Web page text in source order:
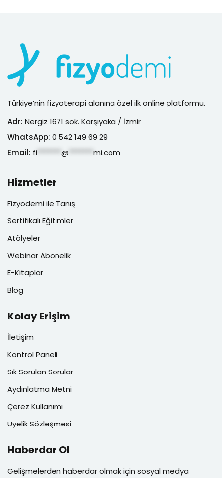
Türkiye’nin fizyoterapi alanına özel ilk online platformu.
Adr: Nergiz 1671 sok. Karşıyaka / İzmir
WhatsApp: 0 542 149 69 29
Email: fi @ mi.com
Hizmetler
Fizyodemi ile Tanış
Sertifikalı Eğitimler
Atölyeler
Webinar Abonelik
E-Kitaplar
Blog
Kolay Erişim
İletişim
Kontrol Paneli
Sık Sorulan Sorular
Aydınlatma Metni
Çerez Kullanımı
Üyelik Sözleşmesi
Haberdar Ol
Gelişmelerden haberdar olmak için sosyal medya